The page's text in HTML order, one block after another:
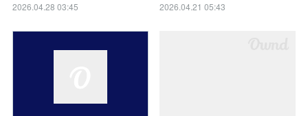
2026.04.28 03:45 2026.04.21 05:43